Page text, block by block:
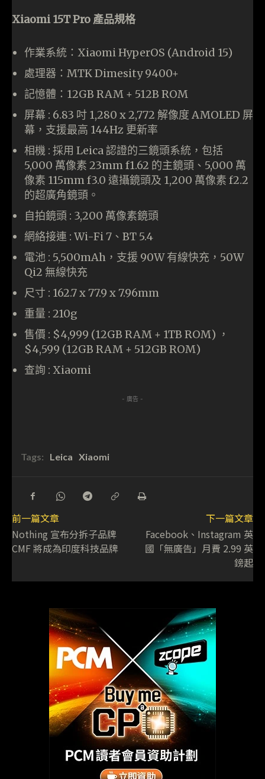
Xiaomi 15T Pro 產品規格
作業系統：Xiaomi HyperOS (Android 15)
處理器：MTK Dimesity 9400+
記憶體：12GB RAM + 512B ROM
屏幕 : 6.83 吋 1,280 x 2,772 解像度 AMOLED 屏
幕，支援最高 144Hz 更新率
相機 : 採用 Leica 認證的三鏡頭系統，包括
5,000 萬像素 23mm f1.62 的主鏡頭、5,000 萬
像素 115mm f3.0 遠攝鏡頭及 1,200 萬像素 f2.2
的超廣角鏡頭。
自拍鏡頭 : 3,200 萬像素鏡頭
網絡接連 : Wi-Fi 7、BT 5.4
電池 : 5,500mAh，支援 90W 有線快充，50W
Qi2 無線快充
尺寸 : 162.7 x 77.9 x 7.96mm
重量 : 210g
售價 : $4,999 (12GB RAM + 1TB ROM) ，
$4,599 (12GB RAM + 512GB ROM)
查詢 : Xiaomi
- 廣告 -
Tags: Leica Xiaomi
前一篇文章
Nothing 宣布分拆子品牌
CMF 將成為印度科技品牌
下一篇文章
Facebook、Instagram 英
國「無廣告」月費 2.99 英
鎊起